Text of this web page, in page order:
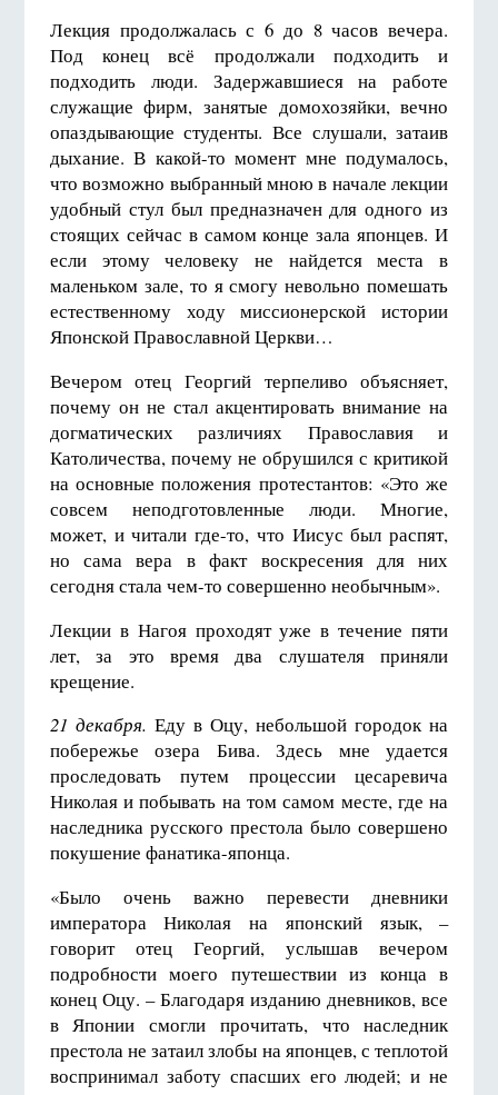
Лекция продолжалась с 6 до 8 часов вечера.
Под конец всё продолжали подходить и
подходить люди. Задержавшиеся на работе
служащие фирм, занятые домохозяйки, вечно
опаздывающие студенты. Все слушали, затаив
дыхание. В какой-то момент мне подумалось,
что возможно выбранный мною в начале лекции
удобный стул был предназначен для одного из
стоящих сейчас в самом конце зала японцев. И
если этому человеку не найдется места в
маленьком зале, то я смогу невольно помешать
естественному ходу миссионерской истории
Японской Православной Церкви…
Вечером отец Георгий терпеливо объясняет,
почему он не стал акцентировать внимание на
догматических различиях Православия и
Католичества, почему не обрушился с критикой
на основные положения протестантов: «Это же
совсем неподготовленные люди. Многие,
может, и читали где-то, что Иисус был распят,
но сама вера в факт воскресения для них
сегодня стала чем-то совершенно необычным».
Лекции в Нагоя проходят уже в течение пяти
лет, за это время два слушателя приняли
крещение.
21 декабря. Еду в Оцу, небольшой городок на
побережье озера Бива. Здесь мне удается
проследовать путем процессии цесаревича
Николая и побывать на том самом месте, где на
наследника русского престола было совершено
покушение фанатика-японца.
«Было очень важно перевести дневники
императора Николая на японский язык, –
говорит отец Георгий, услышав вечером
подробности моего путешествии из конца в
конец Оцу. – Благодаря изданию дневников, все
в Японии смогли прочитать, что наследник
престола не затаил злобы на японцев, с теплотой
воспринимал заботу спасших его людей; и не